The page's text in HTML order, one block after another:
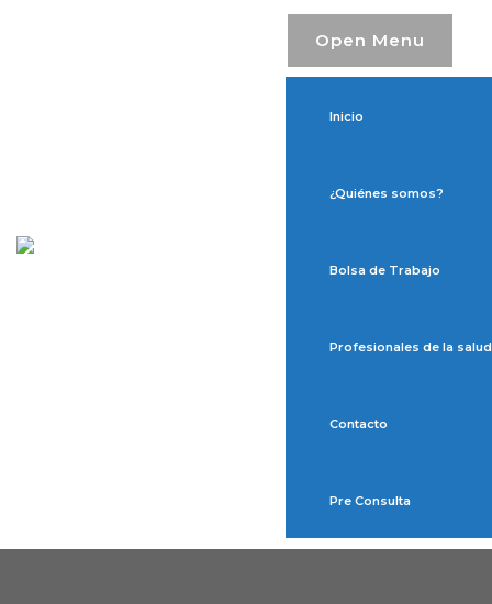
Open Menu
Inicio
¿Quiénes somos?
Bolsa de Trabajo
Profesionales de la salud
Contacto
Pre Consulta